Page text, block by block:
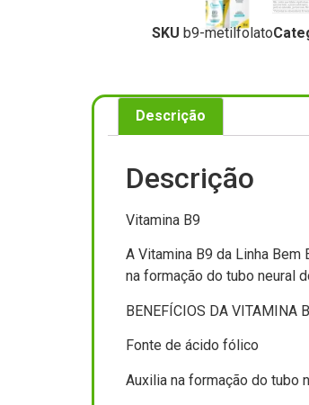
SKU b9-metilfolato
Descrição
Descrição
Vitamina B9
A Vitamina B9 da Linha
na formação do tubo neural
BENEFÍCIOS DA VITAMINA
Fonte de ácido fólico
Auxilia na formação do tubo